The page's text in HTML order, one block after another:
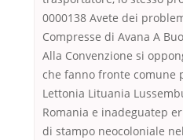
0000138 Avete dei
Compresse di Avana A
Alla Convenzione si
che fanno fronte comune
Lettonia Lituania
Romania e inadeguatep
di stampo neocoloniale